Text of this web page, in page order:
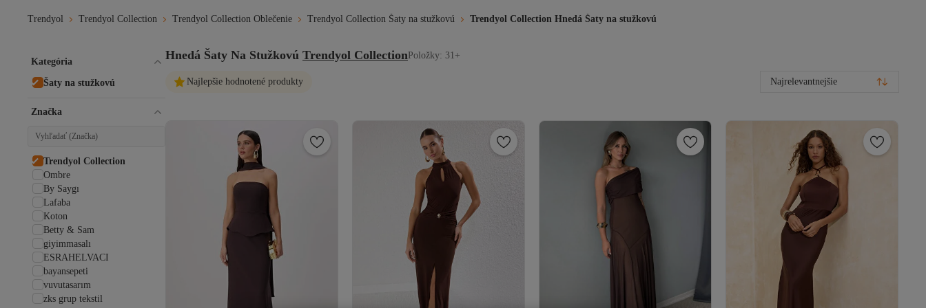
Trendyol Trendyol Collection Trendyol Collection Oblečenie Trendyol Collection Šaty na stužkovú Trendyol Collection Hnedá Šaty na stužkovú
Hnedá Šaty Na Stužkovú Trendyol CollectionPoložky: 31+
Najlepšie hodnotené produkty Najrelevantnejšie
Kategória
Šaty na stužkovú
Značka
Trendyol Collection
Ombre
By Saygı
Lafaba
Koton
Betty & Sam
giyimmasalı
ESRAHELVACI
bayansepeti
vuvutasarım
zks grup tekstil